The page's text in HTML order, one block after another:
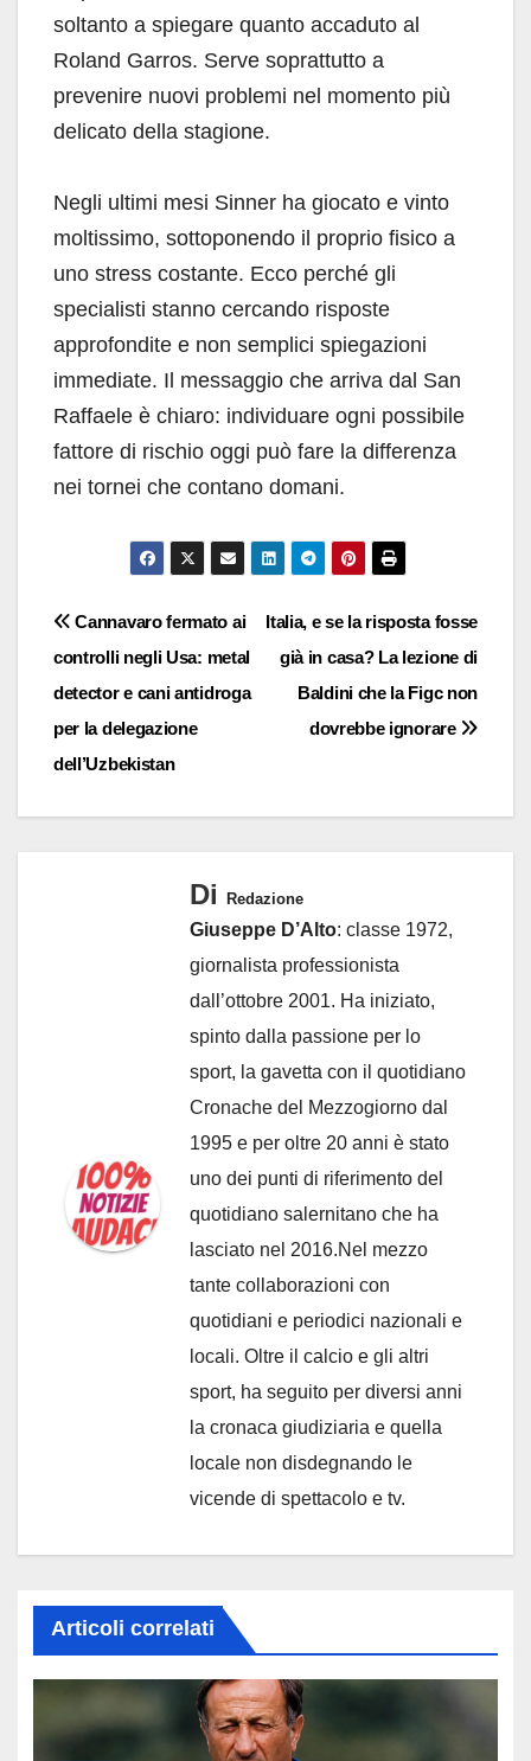
soltanto a spiegare quanto accaduto al
Roland Garros. Serve soprattutto a
prevenire nuovi problemi nel momento più
delicato della stagione.
Negli ultimi mesi Sinner ha giocato e vinto
moltissimo, sottoponendo il proprio fisico a
uno stress costante. Ecco perché gli
specialisti stanno cercando risposte
approfondite e non semplici spiegazioni
immediate. Il messaggio che arriva dal San
Raffaele è chiaro: individuare ogni possibile
fattore di rischio oggi può fare la differenza
nei tornei che contano domani.
Navigazione
articoli
Italia, e se la risposta fosse
già in casa? La lezione di
Baldini che la Figc non
dovrebbe ignorare
Cannavaro fermato ai
controlli negli Usa: metal
detector e cani antidroga
per la delegazione
dell’Uzbekistan
Di Redazione
Giuseppe D’Alto: classe 1972,
giornalista professionista
dall’ottobre 2001. Ha iniziato,
spinto dalla passione per lo
sport, la gavetta con il quotidiano
Cronache del Mezzogiorno dal
1995 e per oltre 20 anni è stato
uno dei punti di riferimento del
quotidiano salernitano che ha
lasciato nel 2016.Nel mezzo
tante collaborazioni con
quotidiani e periodici nazionali e
locali. Oltre il calcio e gli altri
sport, ha seguito per diversi anni
la cronaca giudiziaria e quella
locale non disdegnando le
vicende di spettacolo e tv.
Articoli correlati